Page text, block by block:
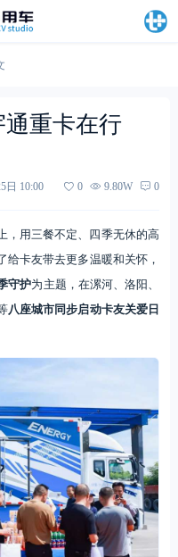
重卡在行
日 10:00 0 9.80W 0
，用三餐不定、四季无休的高
卡友带去更多温暖和关怀，
守护为主题，在漯河、洛阳、
八座城市同步启动卡友关爱日